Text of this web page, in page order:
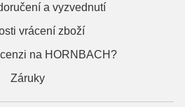
a vyzvednutí
vrácení zboží
na HORNBACH?
Záruky